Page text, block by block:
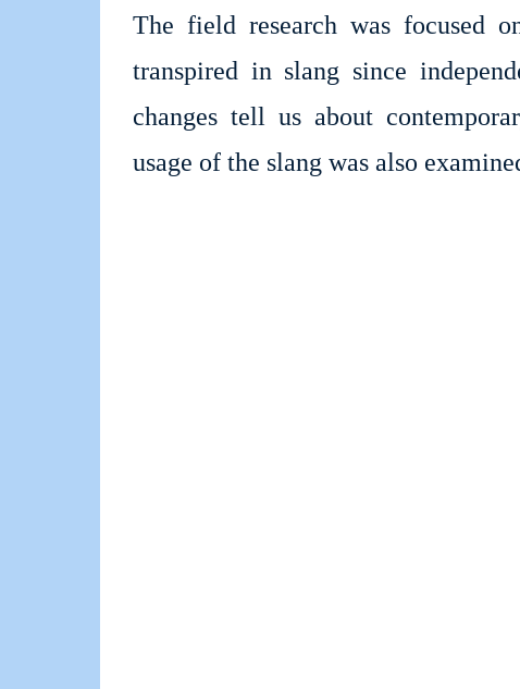
The field research was focused
transpired in slang since
changes tell us about
usage of the slang was also